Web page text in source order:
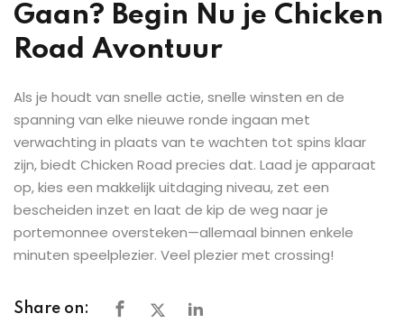
Gaan? Begin Nu je Chicken
Road Avontuur
Als je houdt van snelle actie, snelle winsten en de
spanning van elke nieuwe ronde ingaan met
verwachting in plaats van te wachten tot spins klaar
zijn, biedt Chicken Road precies dat. Laad je apparaat
op, kies een makkelijk uitdaging niveau, zet een
bescheiden inzet en laat de kip de weg naar je
portemonnee oversteken—allemaal binnen enkele
minuten speelplezier. Veel plezier met crossing!
Share on: